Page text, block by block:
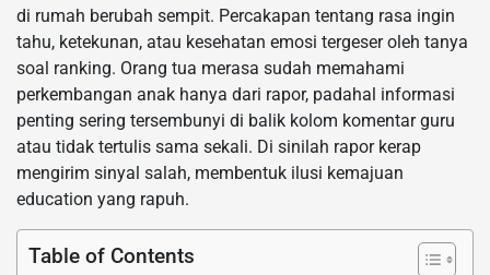
di rumah berubah sempit. Percakapan tentang rasa ingin
tahu, ketekunan, atau kesehatan emosi tergeser oleh tanya
soal ranking. Orang tua merasa sudah memahami
perkembangan anak hanya dari rapor, padahal informasi
penting sering tersembunyi di balik kolom komentar guru
atau tidak tertulis sama sekali. Di sinilah rapor kerap
mengirim sinyal salah, membentuk ilusi kemajuan
education yang rapuh.
Table of Contents